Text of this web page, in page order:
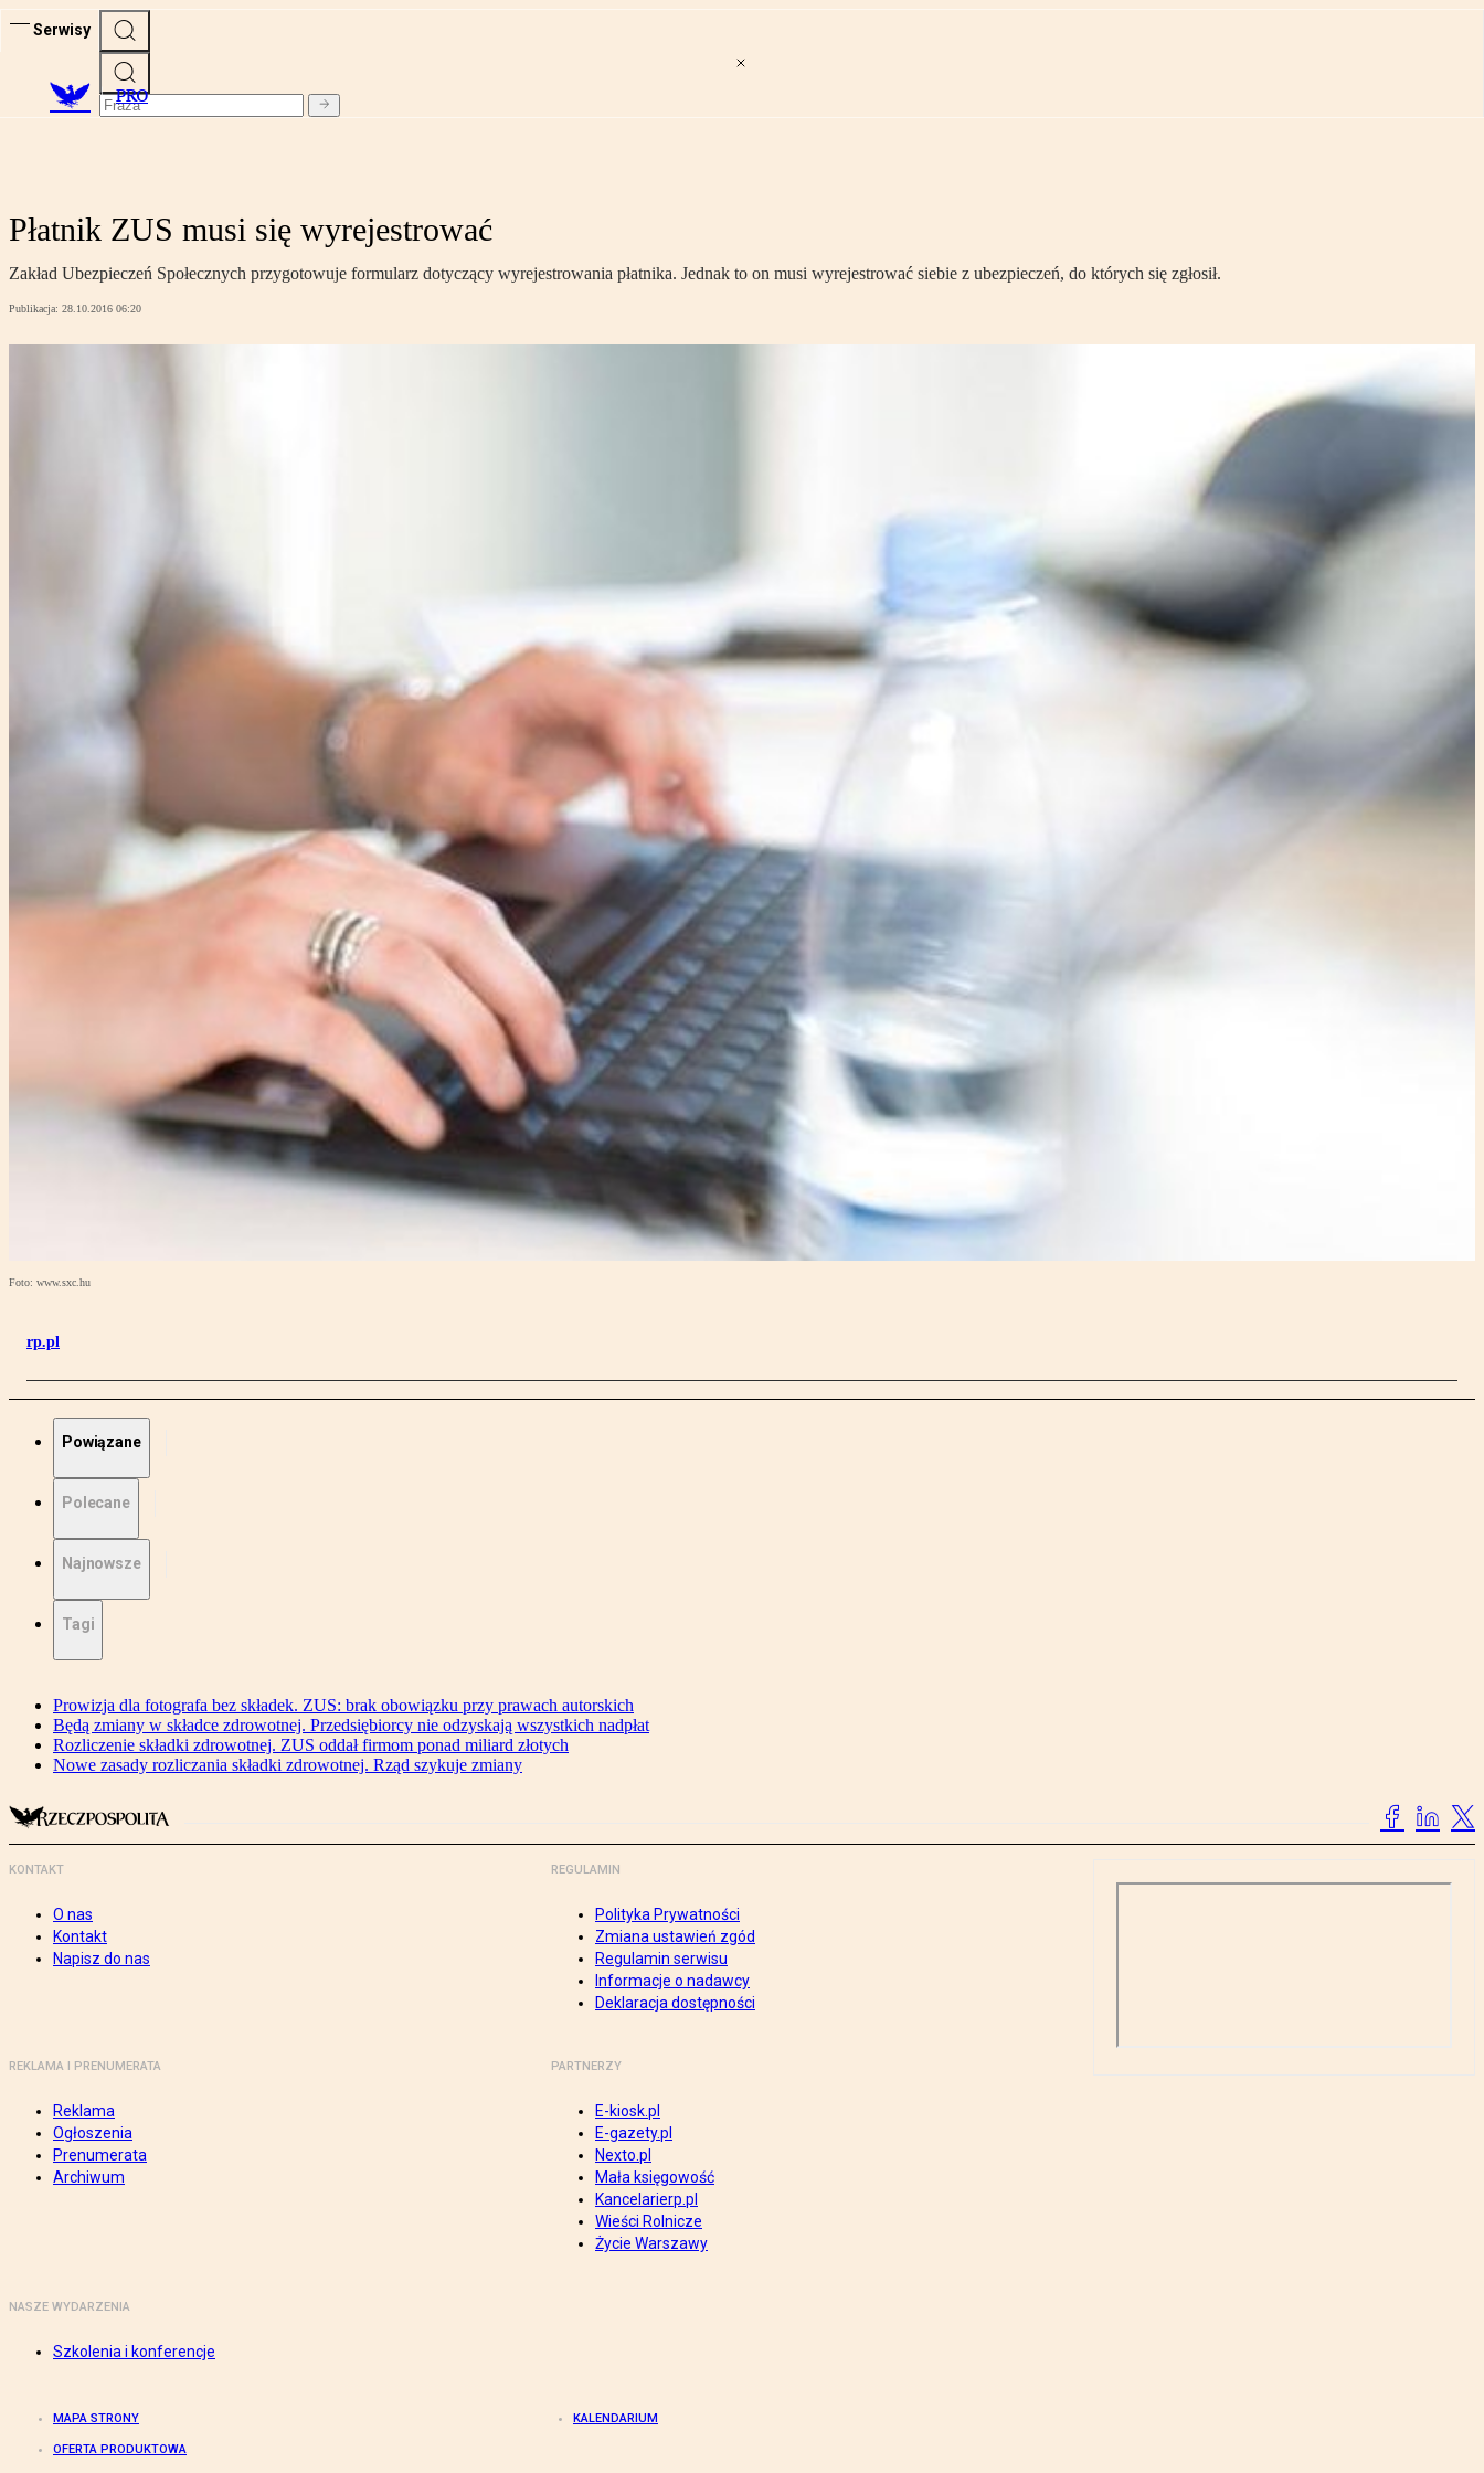
Serwisy
PRO
Płatnik ZUS musi się wyrejestrować
Zakład Ubezpieczeń Społecznych przygotowuje formularz dotyczący wyrejestrowania płatnika. Jednak to on musi wyrejestrować siebie z ubezpieczeń, do których się zgłosił.
Publikacja: 28.10.2016 06:20
Foto: www.sxc.hu
rp.pl
Powiązane
Polecane
Najnowsze
Tagi
Prowizja dla fotografa bez składek. ZUS: brak obowiązku przy prawach autorskich
Będą zmiany w składce zdrowotnej. Przedsiębiorcy nie odzyskają wszystkich nadpłat
Rozliczenie składki zdrowotnej. ZUS oddał firmom ponad miliard złotych
Nowe zasady rozliczania składki zdrowotnej. Rząd szykuje zmiany
KONTAKT
O nas
Kontakt
Napisz do nas
REGULAMIN
Polityka Prywatności
Zmiana ustawień zgód
Regulamin serwisu
Informacje o nadawcy
Deklaracja dostępności
REKLAMA I PRENUMERATA
Reklama
Ogłoszenia
Prenumerata
Archiwum
PARTNERZY
E-kiosk.pl
E-gazety.pl
Nexto.pl
Mała księgowość
Kancelarierp.pl
Wieści Rolnicze
Życie Warszawy
NASZE WYDARZENIA
Szkolenia i konferencje
MAPA STRONY KALENDARIUM
OFERTA PRODUKTOWA